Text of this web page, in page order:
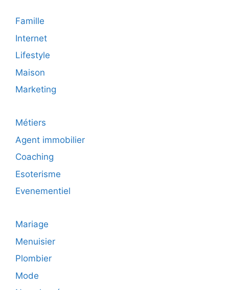
Famille
Internet
Lifestyle
Maison
Marketing
Métiers
Agent immobilier
Coaching
Esoterisme
Evenementiel
Mariage
Menuisier
Plombier
Mode